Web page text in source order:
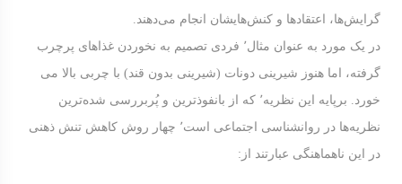
گرایش‌ها، اعتقادها و کنش‌هایشان انجام می‌دهند.
در یک مورد به عنوان مثال٬ فردی تصمیم به نخوردن غذاهای پرچرب
گرفته، اما هنوز شیرینی دونات (شیرینی بدون قند) با چربی بالا می
خورد. برپایه این نظریه٬ که از بانفوذترین و پُربررسی شده‌ترین
نظریه‌ها در روانشناسی اجتماعی است٬ چهار روش کاهش تنش ذهنی
در این ناهماهنگی عبارتند از: